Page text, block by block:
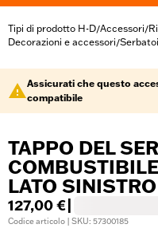
Tipi di prodotto H-D/Accessori/
Decorazioni e accessori/
Assicurati che questo
compatibile
TAPPO DEL
LATO SINISTRO
127,00 €
Codice articolo | SKU: 57300185